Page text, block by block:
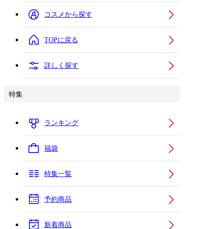
コスメから探す
TOPに戻る
詳しく探す
特集
ランキング
福袋
特集一覧
予約商品
新着商品